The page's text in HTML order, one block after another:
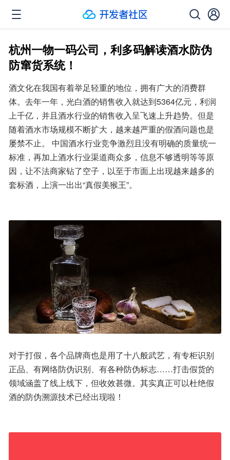
杭州一物一码公司，利多码解读酒水防伪
防窜货系统！
酒文化在我国有着举足轻重的地位，拥有广大的消费群
体。去年一年，光白酒的销售收入就达到5364亿元，利润
上千亿，并且酒水行业的销售收入呈飞速上升趋势。但是
随着酒水市场规模不断扩大，越来越严重的假酒问题也是
屡禁不止。 中国酒水行业竞争激烈且没有明确的质量统一
标准，再加上酒水行业渠道商众多，信息不够透明等等原
因，让不法商家钻了空子，以至于市面上出现越来越多的
套标酒，上演一出出“真假美猴王”。
对于打假，各个品牌商也是用了十八般武艺，有专柜识别
正品、有网络防伪识别、有各种防伪标志……打击假货的
领域涵盖了线上线下，但收效甚微。其实真正可以杜绝假
酒的防伪溯源技术已经出现啦！